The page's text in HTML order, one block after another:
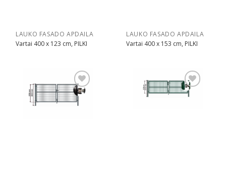
LAUKO FASADO APDAILA
Vartai 400 x 123 cm, PILKI
LAUKO FASADO APDAILA
Vartai 400 x 153 cm, PILKI
Pridėti Pridėti